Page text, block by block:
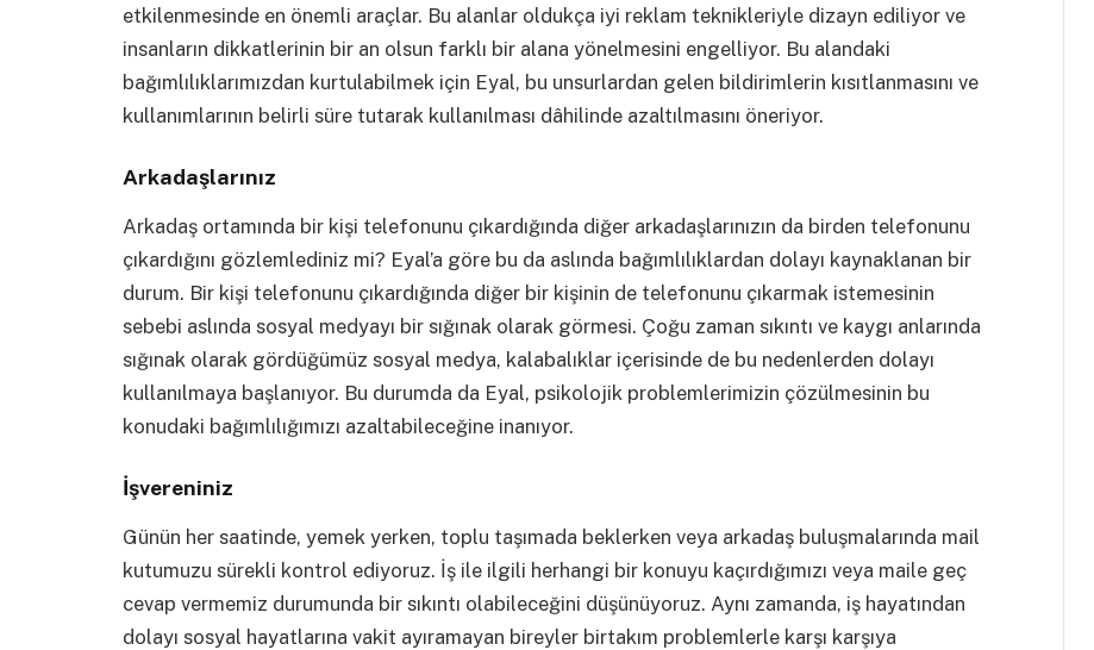
etkilenmesinde en önemli araçlar. Bu alanlar oldukça iyi reklam teknikleriyle dizayn ediliyor ve
insanların dikkatlerinin bir an olsun farklı bir alana yönelmesini engelliyor. Bu alandaki
bağımlılıklarımızdan kurtulabilmek için Eyal, bu unsurlardan gelen bildirimlerin kısıtlanmasını ve
kullanımlarının belirli süre tutarak kullanılması dâhilinde azaltılmasını öneriyor.
Arkadaşlarınız
Arkadaş ortamında bir kişi telefonunu çıkardığında diğer arkadaşlarınızın da birden telefonunu
çıkardığını gözlemlediniz mi? Eyal’a göre bu da aslında bağımlılıklardan dolayı kaynaklanan bir
durum. Bir kişi telefonunu çıkardığında diğer bir kişinin de telefonunu çıkarmak istemesinin
sebebi aslında sosyal medyayı bir sığınak olarak görmesi. Çoğu zaman sıkıntı ve kaygı anlarında
sığınak olarak gördüğümüz sosyal medya, kalabalıklar içerisinde de bu nedenlerden dolayı
kullanılmaya başlanıyor. Bu durumda da Eyal, psikolojik problemlerimizin çözülmesinin bu
konudaki bağımlılığımızı azaltabileceğine inanıyor.
İşvereniniz
Günün her saatinde, yemek yerken, toplu taşımada beklerken veya arkadaş buluşmalarında mail
kutumuzu sürekli kontrol ediyoruz. İş ile ilgili herhangi bir konuyu kaçırdığımızı veya maile geç
cevap vermemiz durumunda bir sıkıntı olabileceğini düşünüyoruz. Aynı zamanda, iş hayatından
dolayı sosyal hayatlarına vakit ayıramayan bireyler birtakım problemlerle karşı karşıya